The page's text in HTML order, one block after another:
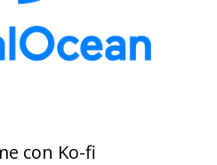
con Ko-fi